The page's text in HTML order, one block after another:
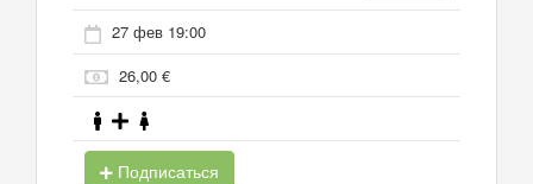
27 фев 19:00
26,00 €
Подписаться